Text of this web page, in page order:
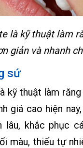
là kỹ thuật làm
giản và nhanh
sứ
kỹ thuật làm
giá cao hiện
lâu, khắc phục
màu, thiếu tự